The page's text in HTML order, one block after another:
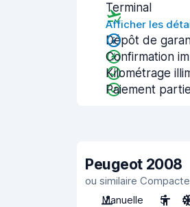
Terminal
Afficher les
Dépôt de
Confirmation
Kilométrage
Paiement partiel
Peugeot 2008
ou similaire
Manuelle
5